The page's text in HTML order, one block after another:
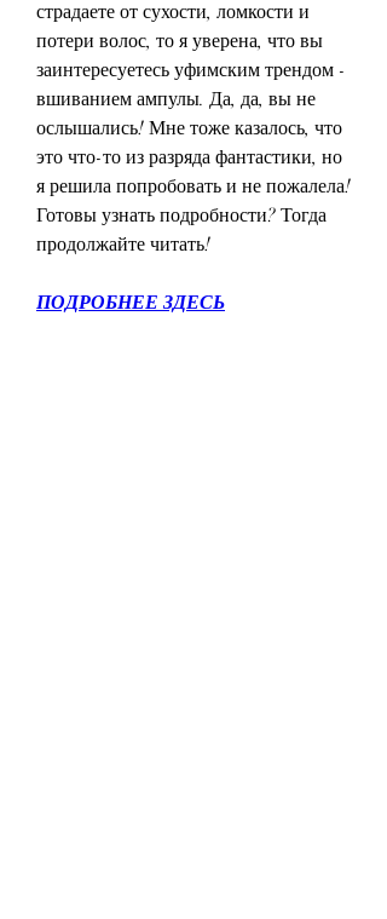
страдаете от сухости, ломкости и
потери волос, то я уверена, что вы
заинтересуетесь уфимским трендом -
вшиванием ампулы. Да, да, вы не
ослышались! Мне тоже казалось, что
это что-то из разряда фантастики, но
я решила попробовать и не пожалела!
Готовы узнать подробности? Тогда
продолжайте читать!
ПОДРОБНЕЕ ЗДЕСЬ